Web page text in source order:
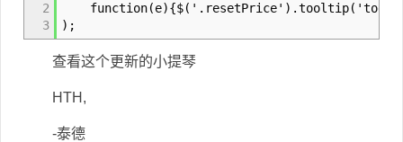
2
3
);
查看这个更新的小提琴
HTH,
-泰德